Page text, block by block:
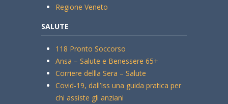
Regione Veneto
SALUTE
118 Pronto Soccorso
Ansa – Salute e Benessere 65+
Corriere dellla Sera – Salute
Covid-19, dall’Iss una guida pratica per
chi assiste gli anziani